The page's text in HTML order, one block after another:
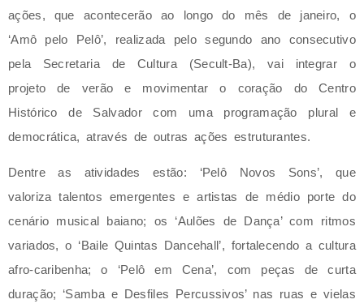
ações, que acontecerão ao longo do mês de janeiro, o
‘Amô pelo Pelô’, realizada pelo segundo ano consecutivo
pela Secretaria de Cultura (Secult-Ba), vai integrar o
projeto de verão e movimentar o coração do Centro
Histórico de Salvador com uma programação plural e
democrática, através de outras ações estruturantes.
Dentre as atividades estão: ‘Pelô Novos Sons’, que
valoriza talentos emergentes e artistas de médio porte do
cenário musical baiano; os ‘Aulões de Dança’ com ritmos
variados, o ‘Baile Quintas Dancehall’, fortalecendo a cultura
afro-caribenha; o ‘Pelô em Cena’, com peças de curta
duração; ‘Samba e Desfiles Percussivos’ nas ruas e vielas